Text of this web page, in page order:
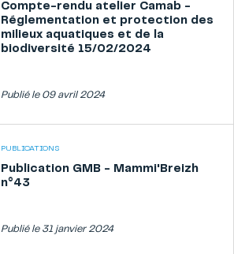
Compte-rendu atelier Camab -
Réglementation et protection des
milieux aquatiques et de la
biodiversité 15/02/2024
Publié le 09 avril 2024
PUBLICATIONS
Publication GMB - Mammi'Breizh
n°43
Publié le 31 janvier 2024